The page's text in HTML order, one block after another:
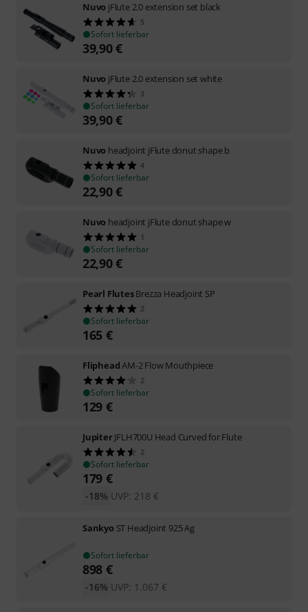
Nuvo jFlute 2.0 extension set black
5
Sofort lieferbar
39,90€
Nuvo jFlute 2.0 extension set white
3
Sofort lieferbar
39,90€
Nuvo headjoint jFlute donut shape b
4
Sofort lieferbar
22,90€
Nuvo headjoint jFlute donut shape w
1
Sofort lieferbar
22,90€
Pearl FlutesBrezza Headjoint SP
2
Sofort lieferbar
165 €
FlipheadAM-2 Flow Mouthpiece
2
Sofort lieferbar
129 €
JupiterJFLH700U Head Curved for Flute
2
Sofort lieferbar
179 €
UVP: 218 €
-18%
Sankyo ST Headjoint 925 Ag
Sofort lieferbar
898 €
UVP: 1.067 €
-16%